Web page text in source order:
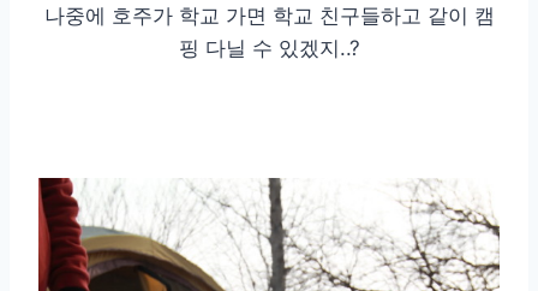
나중에 호주가 학교 가면 학교 친구들하고 같이 캠
핑 다닐 수 있겠지..?